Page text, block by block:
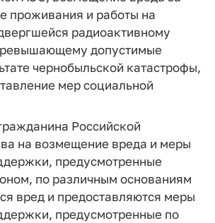
проживания и работы на
радиоактивному
допустимые
чернобыльской катастрофы,
мер социальной
Российской
на возмещение вреда и меры
предусмотренные
по различным основаниям
вред и предоставляются меры
предусмотренные по